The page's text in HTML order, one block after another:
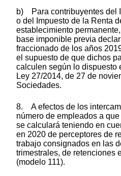
b) Para contribuyentes del
o del Impuesto de la Renta
establecimiento
base imponible previa
fraccionado de los años
el supuesto de que dichos
calculen según lo dispuesto
Ley 27/2014, de 27 de
Sociedades.
8. A efectos de los
número de empleados a
se calculará teniendo en
en 2020 de perceptores de
trabajo consignados en las
trimestrales, de retenciones
(modelo 111).